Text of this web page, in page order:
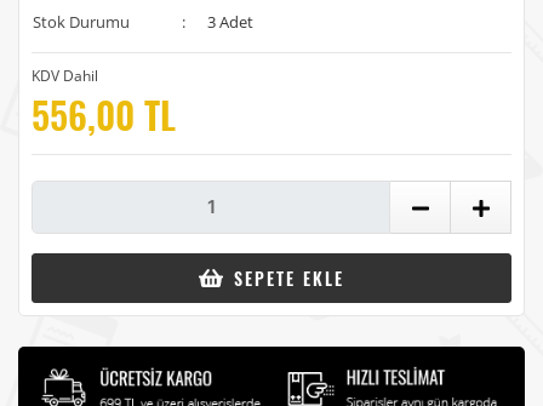
Stok Durumu
: 3 Adet
KDV Dahil
556,00 TL
SEPETE EKLE